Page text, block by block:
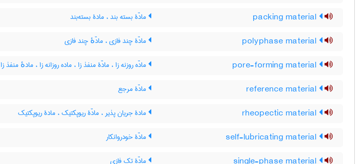
مادّۀ بسته بند ، مادۀ بسته‌بند
مادّۀ چند فازی ، مادّهٔ چند فازی
مادّه روزنه زا ، مادّۀ منفذ زا ، ماده روزانه زا ، مادهٔ منفذ زا
مادّۀ مرجع
مادۀ جریان پذیر ، مادّۀ ریوپکتیک ، مادۀ ریوپکتیک
مادّۀ خودروانکار
مادّۀ تک فازی